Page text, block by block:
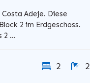
Adeje. Diese
2 im Erdgeschoss.
2 ...
2 2